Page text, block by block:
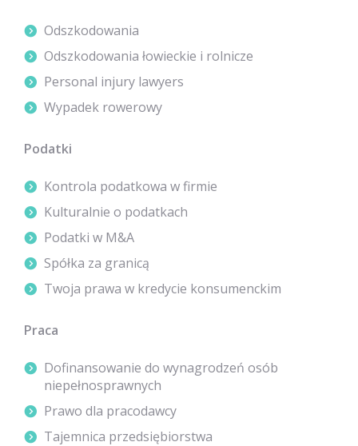
Odszkodowania
Odszkodowania łowieckie i rolnicze
Personal injury lawyers
Wypadek rowerowy
Podatki
Kontrola podatkowa w firmie
Kulturalnie o podatkach
Podatki w M&A
Spółka za granicą
Twoja prawa w kredycie konsumenckim
Praca
Dofinansowanie do wynagrodzeń osób
niepełnosprawnych
Prawo dla pracodawcy
Tajemnica przedsiębiorstwa